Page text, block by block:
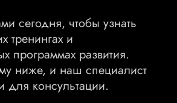
сегодня, чтобы узнать
тренингах и
программах развития.
ниже, и наш специалист
для консультации.